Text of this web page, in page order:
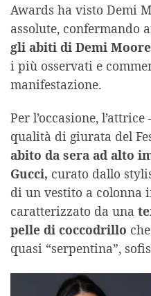
Awards ha visto Demi
assolute, confermando
gli abiti di Demi Moore
i più osservati e
manifestazione.
Per l’occasione,
qualità di giurata del
abito da sera ad alto
Gucci, curato dallo
di un vestito a colonna
caratterizzato da una
pelle di coccodrillo
quasi “serpentina”,